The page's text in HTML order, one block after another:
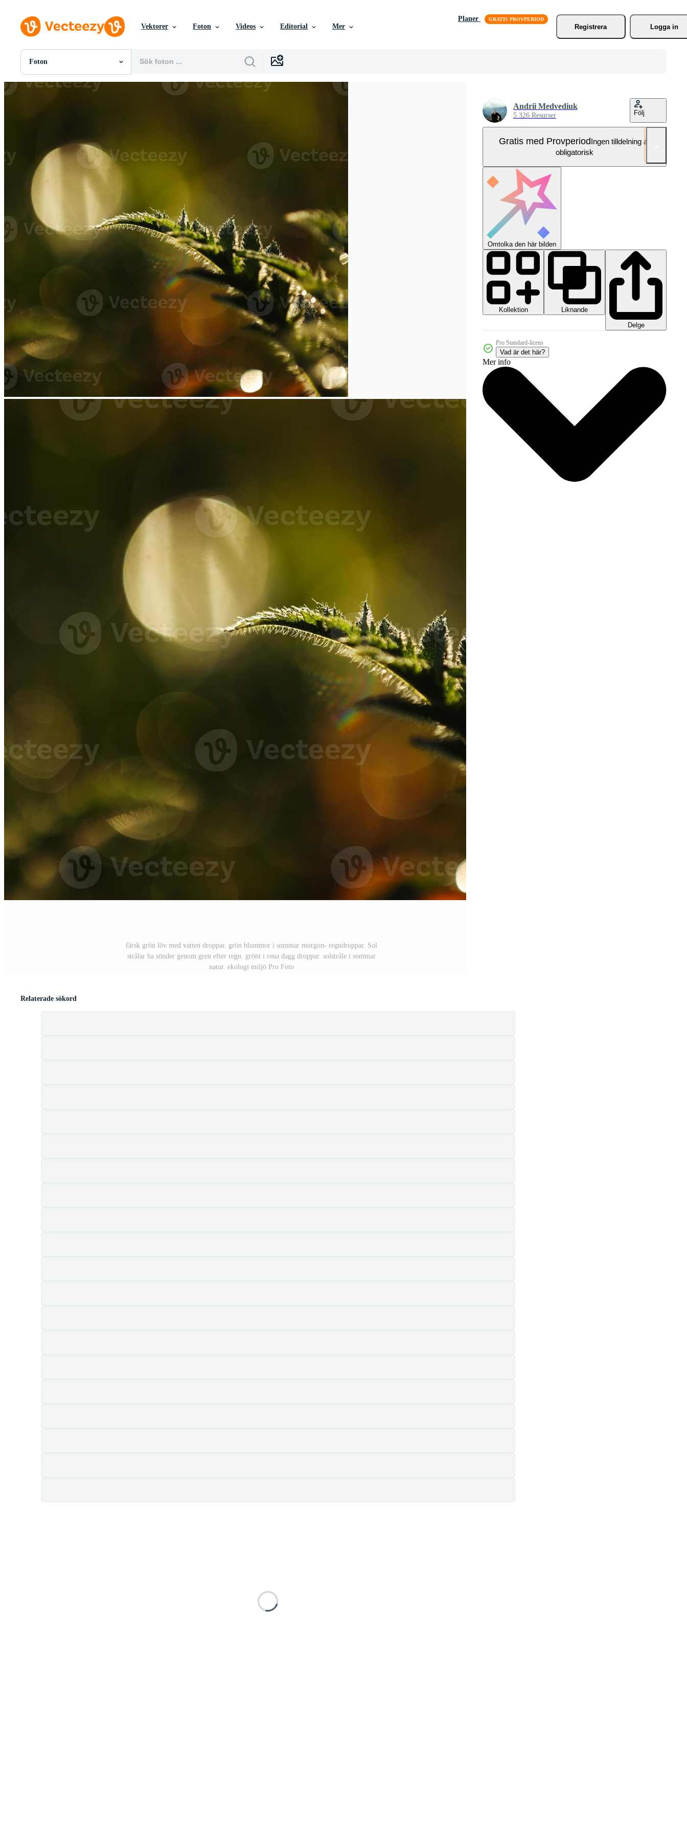
Vektorer Foton Videos Editorial Mer
Planer
Registrera
Logga in
Foton
Alla Bilder
Foton
Videor
Rörlig grafik
Redaktionella Bilder
Redaktionella Evenemang
färsk grön löv med vatten droppar. grön blommor i sommar morgon- regndroppar. Sol
strålar ha sönder genom gren efter regn. grönt i rena dagg droppar. solstråle i sommar
natur. ekologi miljö Pro Foto
Andrii Medvediuk
5 326 Resurser Följ
Gratis med ProvperiodIngen tilldelning är
obligatorisk
Omtolka den här bilden
Kollektion
Liknande
Delge
Pro Standard-licens
Vad är det här?
Mer info
Relaterade sökord